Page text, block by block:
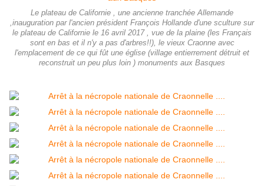
Le plateau de Californie , une ancienne tranchée Allemande
,inauguration par l'ancien président François Hollande d'une sculture sur
le plateau de Californie le 16 avril 2017 , vue de la plaine (les Français
sont en bas et il n'y a pas d'arbres!!), le vieux Craonne avec
l'emplacement de ce qui fût une église (village entierrement détruit et
reconstruit un peu plus loin ) monuments aux Basques